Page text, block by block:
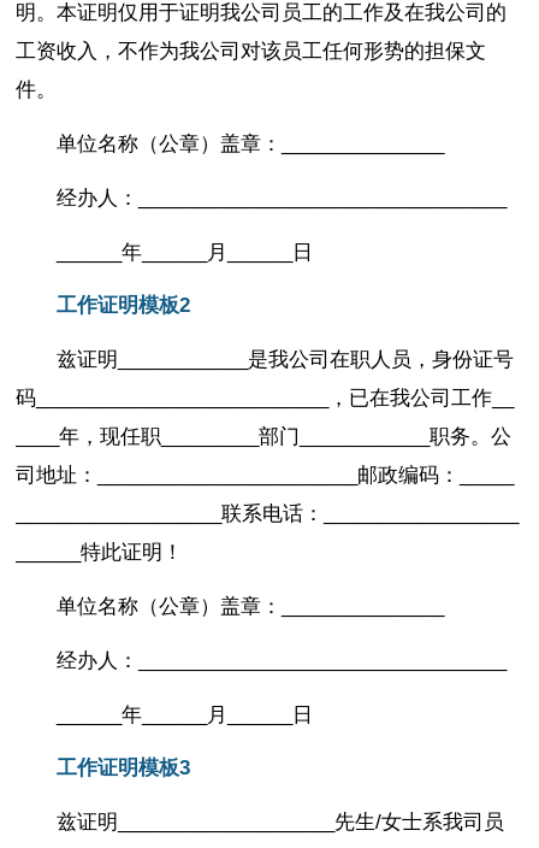
明。本证明仅用于证明我公司员工的工作及在我公司的
工资收入，不作为我公司对该员工任何形势的担保文
件。
单位名称（公章）盖章：_______________
经办人：__________________________________
______年______月______日
工作证明模板2
兹证明____________是我公司在职人员，身份证号
码___________________________，已在我公司工作__
____年，现任职_________部门____________职务。公
司地址：________________________邮政编码：_____
___________________联系电话：__________________
______特此证明！
单位名称（公章）盖章：_______________
经办人：__________________________________
______年______月______日
工作证明模板3
兹证明____________________先生/女士系我司员